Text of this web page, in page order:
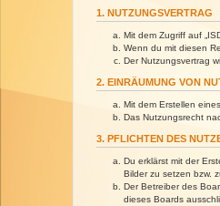
1. NUTZUNGSVERTRAG
Mit dem Zugriff auf
Wenn du mit diesen
Der Nutzungsvertrag
2. EINRÄUMUNG VON
Mit dem Erstellen
Das Nutzungsrecht
3. PFLICHTEN DES
Du erklärst mit der
Bilder zu setzen bzw.
Der Betreiber des
dieses Boards